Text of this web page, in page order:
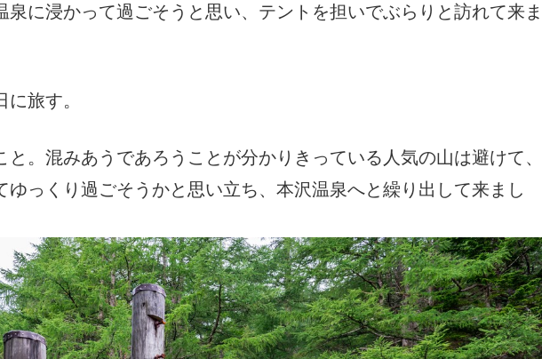
に浸かって過ごそうと思い、テントを担いでぶらりと訪れて来ま
旅す。
。混みあうであろうことが分かりきっている人気の山は避けて、
ゆっくり過ごそうかと思い立ち、本沢温泉へと繰り出して来まし